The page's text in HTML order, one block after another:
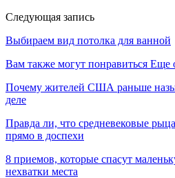
Следующая запись
Выбираем вид потолка для ванной
Вам также могут понравиться Еще
Почему жителей США раньше
деле
Правда ли, что средневековые
прямо в доспехи
8 приемов, которые спасут
нехватки места